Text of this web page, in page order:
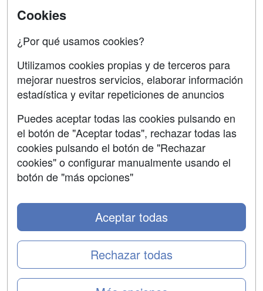
Acceso Centros
Contactar
Confidencialidad
Copyleft
SÍGUENOS EN:
Cookies
¿Por qué usamos cookies?
Utilizamos cookies propias y de terceros para
mejorar nuestros servicios, elaborar información
estadística y evitar repeticiones de anuncios
Puedes aceptar todas las cookies pulsando en
el botón de "Aceptar todas", rechazar todas las
cookies pulsando el botón de "Rechazar
cookies" o configurar manualmente usando el
botón de "más opciones"
Rechazar todas
Aceptar todas